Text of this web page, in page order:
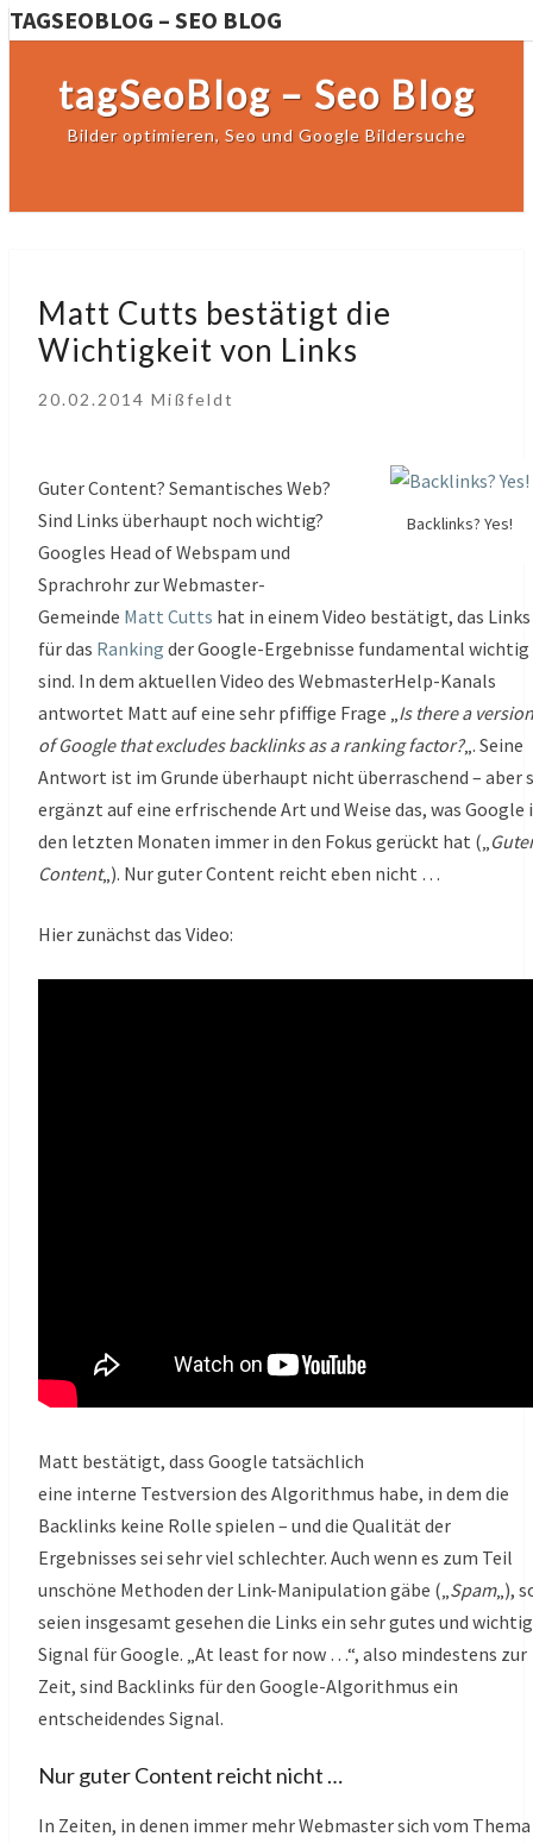
TAGSEOBLOG – SEO BLOG
tagSeoBlog – Seo Blog
Bilder optimieren, Seo und Google Bildersuche
Cutts
bestätigt
Wichtigkeit
Links
Matt Cutts bestätigt die
Wichtigkeit von Links
20.02.2014 Mißfeldt
Backlinks? Yes!
Guter Content? Semantisches Web?
Sind Links überhaupt noch wichtig?
Googles Head of Webspam und
Sprachrohr zur Webmaster-
Gemeinde Matt Cutts hat in einem Video bestätigt, das Links
für das Ranking der Google-Ergebnisse fundamental wichtig
sind. In dem aktuellen Video des WebmasterHelp-Kanals
antwortet Matt auf eine sehr pfiffige Frage „ Is there a version
of Google that excludes backlinks as a ranking factor?„. Seine
Antwort ist im Grunde überhaupt nicht überraschend – aber
ergänzt auf eine erfrischende Art und Weise das, was Google
den letzten Monaten immer in den Fokus gerückt hat („
Content„). Nur guter Content reicht eben nicht …
Hier zunächst das Video:
Matt bestätigt, dass Google tatsächlich
eine interne Testversion des Algorithmus habe, in dem die
Backlinks keine Rolle spielen – und die Qualität der
Ergebnisses sei sehr viel schlechter. Auch wenn es zum Teil
unschöne Methoden der Link-Manipulation gäbe („ Spam„),
seien insgesamt gesehen die Links ein sehr gutes und
Signal für Google. „At least for now …“, also mindestens zur
Zeit, sind Backlinks für den Google-Algorithmus ein
entscheidendes Signal.
Nur guter Content reicht nicht …
In Zeiten, in denen immer mehr Webmaster sich vom Thema